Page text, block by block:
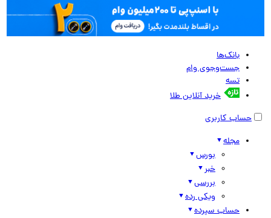
بانک‌ها
جست‌وجوی وام
تسه
خرید آنلاین طلا
حساب کاربری
مجله
بورس
خبر
بررسی
ویکی رده
حساب سپرده